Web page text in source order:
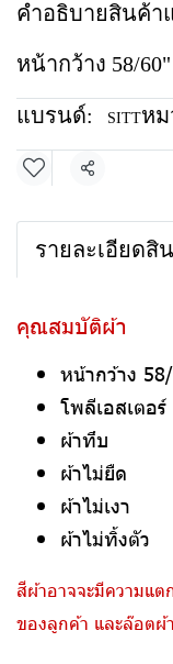
คำอธิบายสินค้า
หน้ากว้าง 58/60"
แบรนด์: SITTห
แชร์
รายละเอียดสิ
คุณสมบัติผ้า
หน้ากว้าง
โพลีเอสเตอ
ผ้าทึบ
ผ้าไม่ยืด
ผ้าไม่เงา
ผ้าไม่ทิ้งตัว
สีผ้าอาจจะมีความแ
ของลูกค้า และล๊อตผ้